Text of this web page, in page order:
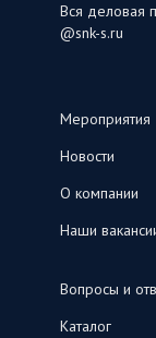
Вся деловая
@snk-s.ru
Мероприятия
Новости
О компании
Наши
Вопросы и
Каталог